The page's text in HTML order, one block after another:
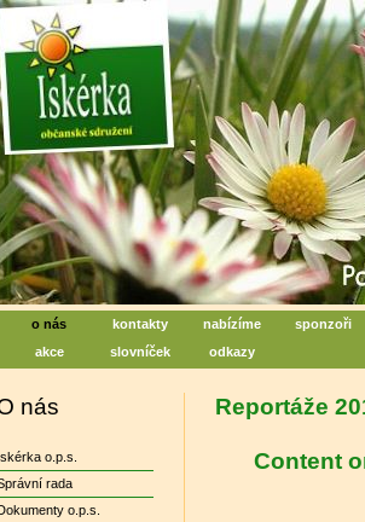
sociální centrum
Centrum na podporu duševního zdraví
o nás kontakty nabízíme
sponzoři
akce
slovníček odkazy
nás
o.p.s.
rada
o.p.s.
Reportáže
Content